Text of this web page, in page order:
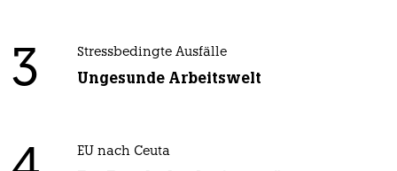
3 Stressbedingte Ausfälle
Ungesunde Arbeitswelt
EU nach Ceuta